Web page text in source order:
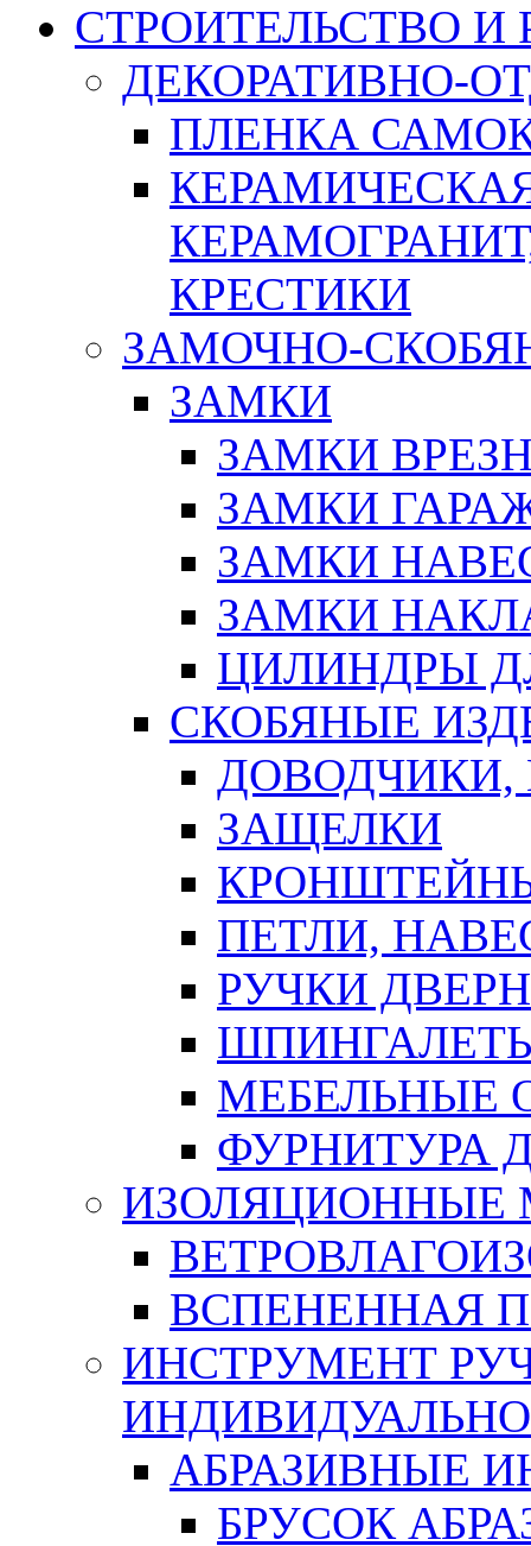
СТРОИТЕЛЬСТВО И
ДЕКОРАТИВНО-
ПЛЕНКА
КРЕСТИКИ
ЗАМОЧНО-
ЗАМКИ
ЗАМКИ
ЗАМКИ
ЗАМКИ
ЗАМКИ
ЦИЛИНДРЫ
СКОБЯНЫЕ
ЗАЩЕЛКИ
ПЕТЛИ,
РУЧКИ
МЕБЕЛЬНЫЕ
ФУРНИТУРА
ИЗОЛЯЦИОННЫЕ
ВСПЕНЕННАЯ
ИНСТРУМЕНТ
АБРАЗИВНЫЕ
БРУСОК